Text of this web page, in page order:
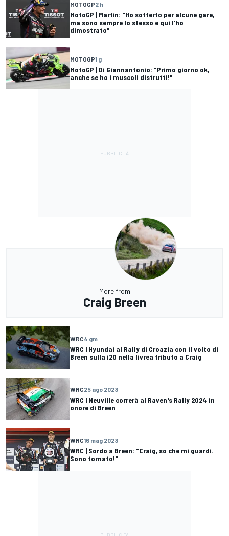
MOTOGP2 h
MotoGP | Martín: "Ho sofferto per alcune gare,
ma sono sempre lo stesso e qui l'ho
dimostrato"
MOTOGP1 g
MotoGP | Di Giannantonio: "Primo giorno ok,
anche se ho i muscoli distrutti!"
More from
Craig Breen
WRC4 gm
WRC | Hyundai al Rally di Croazia con il volto di
Breen sulla i20 nella livrea tributo a Craig
WRC25 ago 2023
WRC | Neuville correrà al Raven's Rally 2024 in
onore di Breen
WRC16 mag 2023
WRC | Sordo a Breen: "Craig, so che mi guardi.
Sono tornato!"